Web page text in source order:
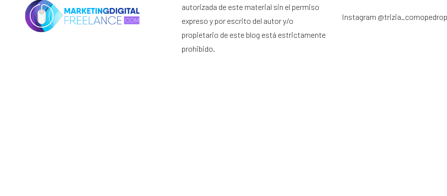
autorizada de este material sin el permiso
expreso y por escrito del autor y/o
propietario de este blog está estrictamente
prohibido.
Instagram